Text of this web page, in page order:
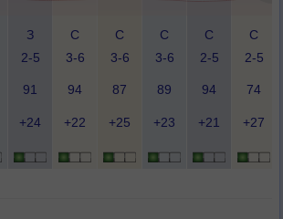
З
2-5
С
3-6
С
3-6
С
3-6
С
2-5
С
2-5
91 94 87 89 94 74
+24 +22 +25 +23 +21 +27